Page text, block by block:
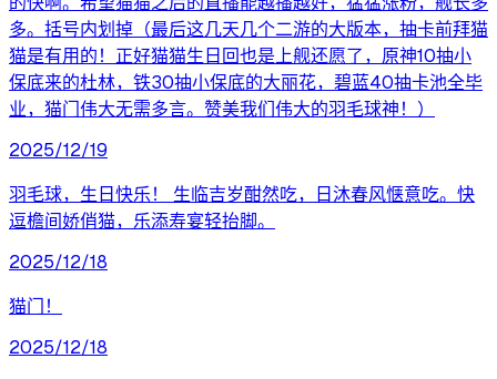
多。括号内划掉（最后这几天几个二游的大版本，抽卡前拜猫
猫是有用的！正好猫猫生日回也是上舰还愿了，原神10抽小
保底来的杜林，铁30抽小保底的大丽花，碧蓝40抽卡池全毕
业，猫门伟大无需多言。赞美我们伟大的羽毛球神！）
2025/12/19
羽毛球，生日快乐！ 生临吉岁酣然吃，日沐春风惬意吃。快
逗檐间娇俏猫，乐添寿宴轻抬脚。
2025/12/18
猫门！
2025/12/18